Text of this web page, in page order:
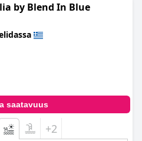
by Blend In Blue
saatavuus
+2